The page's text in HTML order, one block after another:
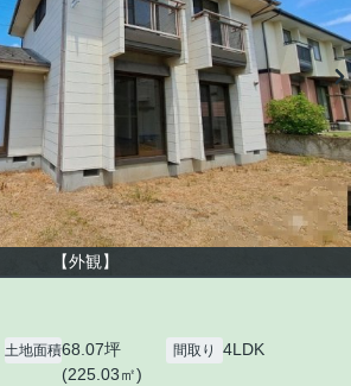
【外観】
土地面積68.07坪
(225.03㎡)
間取り 4LDK